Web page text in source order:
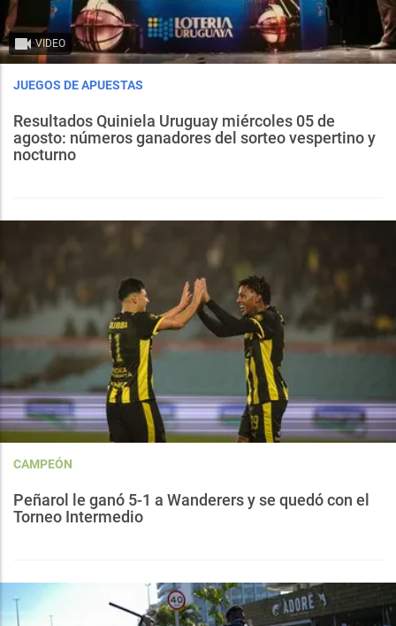
VIDEO
JUEGOS DE APUESTAS
Resultados Quiniela Uruguay miércoles 05 de
agosto: números ganadores del sorteo vespertino y
nocturno
CAMPEÓN
Peñarol le ganó 5-1 a Wanderers y se quedó con el
Torneo Intermedio